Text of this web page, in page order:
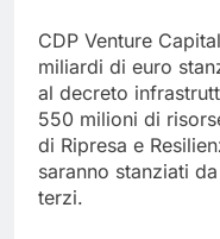
CDP Venture
miliardi di euro
al decreto
550 milioni di
di Ripresa e
saranno stanziati
terzi.